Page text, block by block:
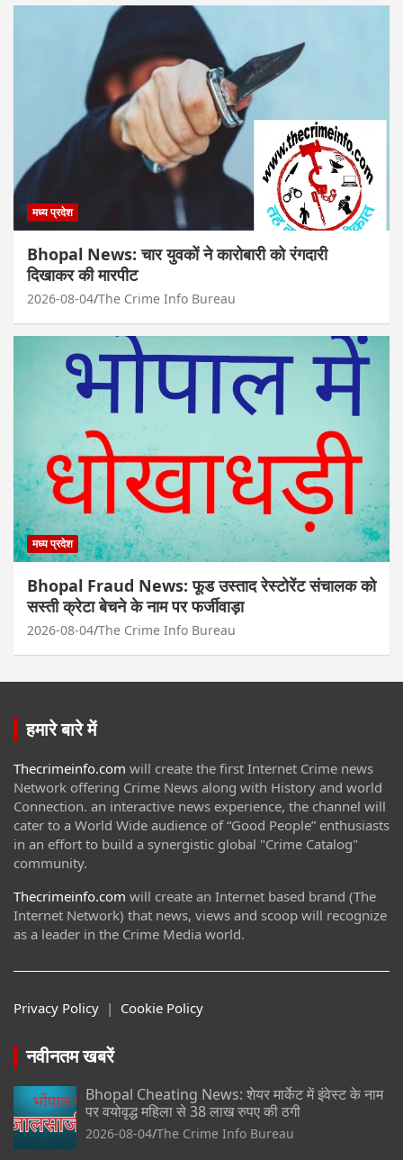
मध्य प्रदेश
Bhopal News: चार युवकों ने कारोबारी को रंगदारी
दिखाकर की मारपीट
2026-08-04 The Crime Info Bureau
मध्य प्रदेश
Bhopal Fraud News: फूड उस्ताद रेस्टोरेंट संचालक को
सस्ती क्रेटा बेचने के नाम पर फर्जीवाड़ा
2026-08-04 The Crime Info Bureau
हमारे बारे में
Thecrimeinfo.com will create the first Internet Crime news
Network offering Crime News along with History and world
Connection. an interactive news experience, the channel will
cater to a World Wide audience of “Good People” enthusiasts
in an effort to build a synergistic global "Crime Catalog"
community.
Thecrimeinfo.com will create an Internet based brand (The
Internet Network) that news, views and scoop will recognize
as a leader in the Crime Media world.
Privacy Policy | Cookie Policy
नवीनतम खबरें
Bhopal Cheating News: शेयर मार्केट में इंवेस्ट के नाम
पर वयोवृद्ध महिला से 38 लाख रुपए की ठगी
2026-08-04 The Crime Info Bureau